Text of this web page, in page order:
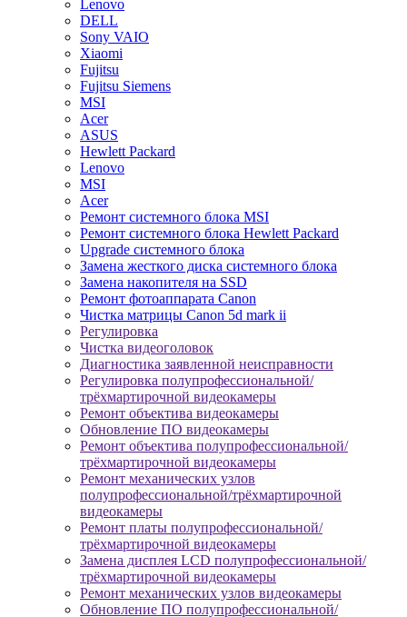
Lenovo
DELL
Sony VAIO
Xiaomi
Fujitsu
Fujitsu Siemens
MSI
Acer
ASUS
Hewlett Packard
Lenovo
MSI
Acer
Ремонт системного блока MSI
Ремонт системного блока Hewlett Packard
Upgrade системного блока
Замена жесткого диска системного блока
Замена накопителя на SSD
Ремонт фотоаппарата Canon
Чистка матрицы Canon 5d mark ii
Регулировка
Чистка видеоголовок
Диагностика заявленной неисправности
Регулировка полупрофессиональной/
трёхмартирочной видеокамеры
Ремонт объектива видеокамеры
Обновление ПО видеокамеры
Ремонт объектива полупрофессиональной/
трёхмартирочной видеокамеры
Ремонт механических узлов
полупрофессиональной/трёхмартирочной
видеокамеры
Ремонт платы полупрофессиональной/
трёхмартирочной видеокамеры
Замена дисплея LCD полупрофессиональной/
трёхмартирочной видеокамеры
Ремонт механических узлов видеокамеры
Обновление ПО полупрофессиональной/